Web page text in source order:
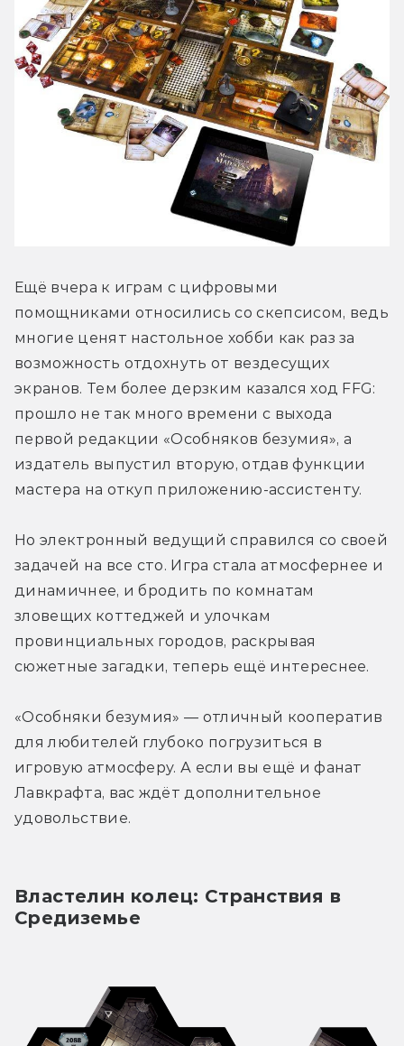
Ещё вчера к играм с цифровыми
помощниками относились со скепсисом, ведь
многие ценят настольное хобби как раз за
возможность отдохнуть от вездесущих
экранов. Тем более дерзким казался ход FFG:
прошло не так много времени с выхода
первой редакции «Особняков безумия», а
издатель выпустил вторую, отдав функции
мастера на откуп приложению-ассистенту.
Но электронный ведущий справился со своей
задачей на все сто. Игра стала атмосфернее и
динамичнее, и бродить по комнатам
зловещих коттеджей и улочкам
провинциальных городов, раскрывая
сюжетные загадки, теперь ещё интереснее.
«Особняки безумия» — отличный кооператив
для любителей глубоко погрузиться в
игровую атмосферу. А если вы ещё и фанат
Лавкрафта, вас ждёт дополнительное
удовольствие.
Властелин колец: Странствия в
Средиземье